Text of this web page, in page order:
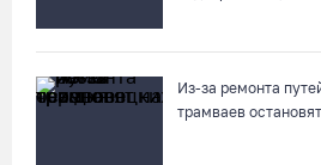
Из-за ремонта
трамваев